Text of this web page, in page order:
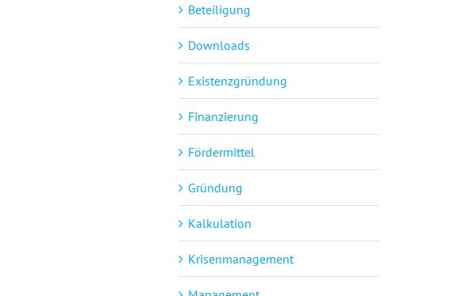
Beteiligung
Downloads
Existenzgründung
Finanzierung
Fördermittel
Gründung
Kalkulation
Krisenmanagement